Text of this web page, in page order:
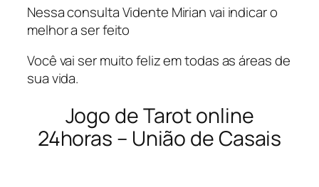
Nessa consulta Vidente Mirian vai indicar o
melhor a ser feito
Você vai ser muito feliz em todas as áreas de
sua vida.
Jogo de Tarot online
24horas – União de Casais